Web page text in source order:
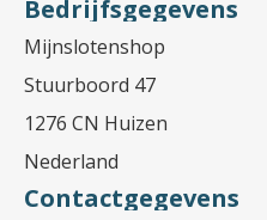
Bedrijfsgegevens
Mijnslotenshop
Stuurboord 47
1276 CN Huizen
Nederland
Contactgegevens